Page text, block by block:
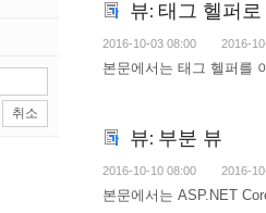
취소
뷰: 태그 헬퍼
2016-10-03 08:00 2016-
본문에서는 태그 헬퍼를
뷰: 부분 뷰
2016-10-10 08:00 2016-
본문에서는 ASP.NET